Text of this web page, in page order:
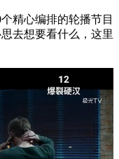
精心编排的轮播节目
去想要看什么，这里